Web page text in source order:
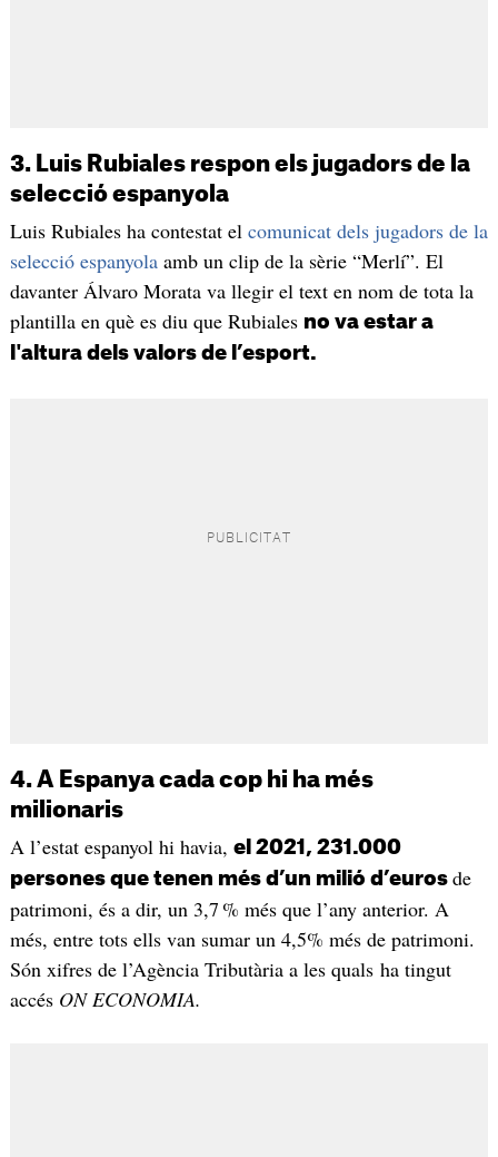
3. Luis Rubiales respon els jugadors de la
selecció espanyola
Luis Rubiales ha contestat el comunicat dels jugadors de la
selecció espanyolaamb un clip de la sèrie “Merlí”. El
davanter Álvaro Morata va llegir el text en nom de tota la
plantilla en què es diu que Rubiales no va estar a
l'altura dels valors de l’esport.
4. A Espanya cada cop hi ha més
milionaris
A l’estat espanyol hi havia, el 2021, 231.000
persones que tenen més d’un milió d’euros de
patrimoni, és a dir, un 3,7 % més que l’any anterior. A
més, entre tots ells van sumar un 4,5% més de patrimoni.
Són xifres de l’Agència Tributària a les quals ha tingut
accés ON ECONOMIA.